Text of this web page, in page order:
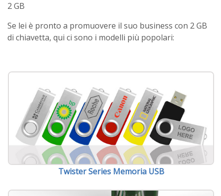
2 GB
Se lei è pronto a promuovere il suo business con 2 GB
di chiavetta, qui ci sono i modelli più popolari:
Twister Series Memoria USB